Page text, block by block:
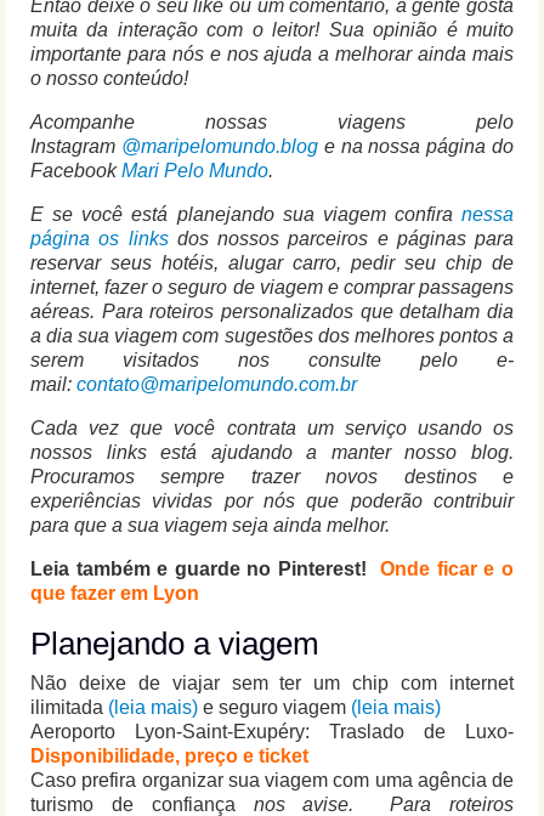
Então deixe o seu like ou um comentário, a gente gosta
muita da interação com o leitor! Sua opinião é muito
importante para nós e nos ajuda a melhorar ainda mais
o nosso conteúdo!
Acompanhe nossas viagens pelo
Instagram @maripelomundo.bloge na nossa página do
FacebookMari Pelo Mundo.
E se você está planejando sua viagem confira nessa
página os linksdos nossos parceiros e páginas para
reservar seus hotéis, alugar carro, pedir seu chip de
internet, fazer o seguro de viagem e comprar passagens
aéreas. Para roteiros personalizados que detalham dia
a dia sua viagem com sugestões dos melhores pontos a
serem visitados nos consulte pelo e-
mail: contato@maripelomundo.com.br
Cada vez que você contrata um serviço usando os
nossos links está ajudando a manter nosso blog.
Procuramos sempre trazer novos destinos e
experiências vividas por nós que poderão contribuir
para que a sua viagem seja ainda melhor.
Leia também e guarde no Pinterest!Onde ficar e o
que fazer em Lyon
Planejando a viagem
Não deixe de viajar sem ter um chip com internet
ilimitada (leia mais) e seguro viagem (leia mais)
Aeroporto Lyon-Saint-Exupéry: Traslado de Luxo-
Disponibilidade, preço e ticket
Caso prefira organizar sua viagem com uma agência de
turismo de confiança nos avise.Para roteiros